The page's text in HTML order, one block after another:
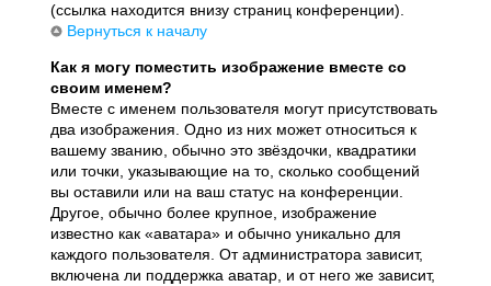
(ссылка находится внизу страниц конференции).
Вернуться к началу
Как я могу поместить изображение вместе со
своим именем?
Вместе с именем пользователя могут присутствовать
два изображения. Одно из них может относиться к
вашему званию, обычно это звёздочки, квадратики
или точки, указывающие на то, сколько сообщений
вы оставили или на ваш статус на конференции.
Другое, обычно более крупное, изображение
известно как «аватара» и обычно уникально для
каждого пользователя. От администратора зависит,
включена ли поддержка аватар, и от него же зависит,